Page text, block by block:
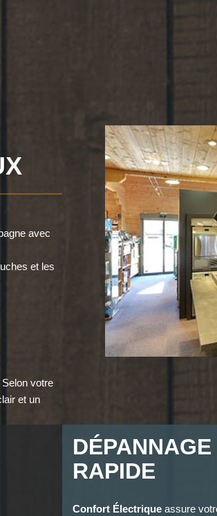
avec
et les
votre
et un
RAPIDE
Confort Électrique assure